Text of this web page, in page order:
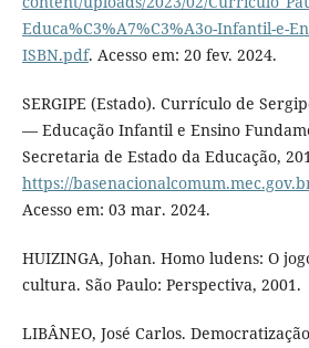
Educa%C3%A7%C3%A3o-Infantil-e-
ISBN.pdf. Acesso em: 20 fev. 2024.
SERGIPE (Estado). Currículo de
— Educação Infantil e Ensino
Secretaria de Estado da Educação,
https://
Acesso em: 03 mar. 2024.
HUIZINGA, Johan. Homo ludens: O
cultura. São Paulo: Perspectiva, 2001.
LIBÂNEO, José Carlos.